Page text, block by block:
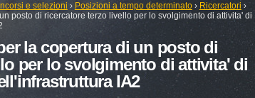
e selezioni › Posizioni a tempo determinato › Ricercatori ›
posto di ricercatore terzo livello per lo svolgimento di attivita' di
la copertura di un posto di
per lo svolgimento di attivita' di
IA2